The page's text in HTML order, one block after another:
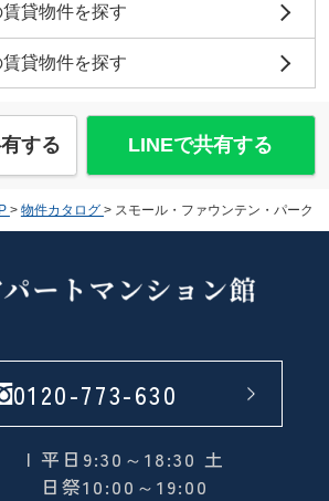
貸物件を探す
貸物件を探す
する LINEで共有する
> 物件カタログ > スモール・ファウンテン・パーク
0120-773-630
| 平日9:30～18:30 土
日祭10:00～19:00